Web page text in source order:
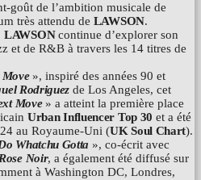
goût de l’ambition musicale de
très attendu de LAWSON.
LAWSONcontinue d’explorer son
et de R&B à travers les 14 titres de
», inspiré des années 90 et
Rodriguez de Los Angeles, cet
Move» a atteint la première place
Urban Influencer Top 30 et a été
au Royaume-Uni (UK Soul Chart).
Whatchu Gotta », co-écrit avec
Rose Noir, a également été diffusé sur
à Washington DC, Londres,